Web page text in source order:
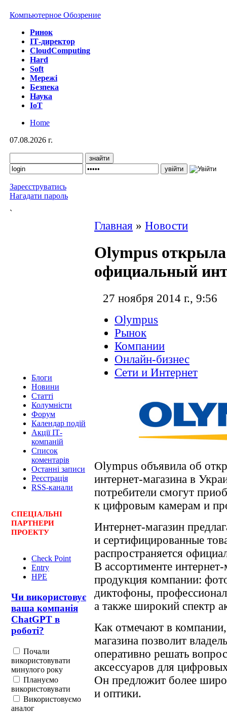
Компьютерное Обозрение
Ринок
IТ-директор
CloudComputing
Hard
Soft
Мережі
Безпека
Наука
IoT
Home
07.08.2026 г.
Зареєструватись
Нагадати пароль
`
Блоги
Новини
Статті
Колумністи
Форум
Календар подій
Акції ІТ-
компаній
Список
коментарів
Останні записи
Реєстрація
RSS-канали
СПЕЦІАЛЬНІ
ПАРТНЕРИ
ПРОЕКТУ
Check Point
Entry
HPE
Чи використовує
ваша компанія
ChatGPT в
роботі?
Почали
використовувати
минулого року
Плануємо
використовувати
Використовуємо
аналог
Главная » Новости
Olympus
официальный
27 ноября 2014 г., 9:56
Olympus
Рынок
Компании
Онлайн-бизнес
Сети и Интернет
Olympus объявила об
интернет-магазина в
потребители смогут
к цифровым камерам и
Интернет-магазин
и сертифицированные
распространяется
В ассортименте интернет-
продукция компании:
диктофоны,
а также широкий спектр
Как отмечают в
магазина позволит
оперативно решать
аксессуаров для
Он предложит более
и оптики.